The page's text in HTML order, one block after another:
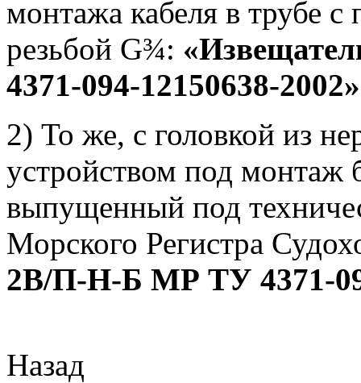
монтажа кабеля в трубе
резьбой G¾:
4371-094-12150638-
2) То же, с головкой из
устройством под монтаж
выпущенный под
Морского Регистра
2В/П-Н-Б МР ТУ 4371-
Назад